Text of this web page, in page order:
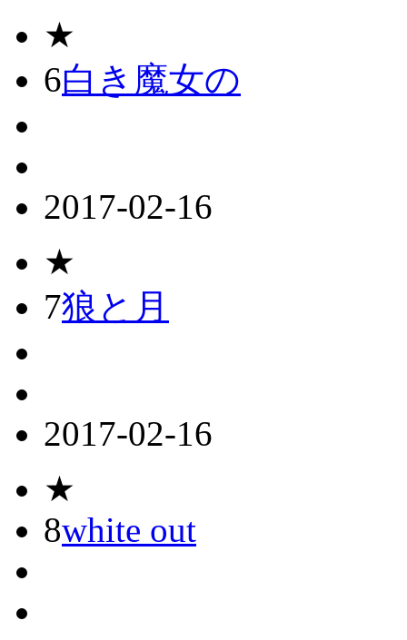
★
6白き魔女の
2017-02-16
★
7狼と月
2017-02-16
★
8white out